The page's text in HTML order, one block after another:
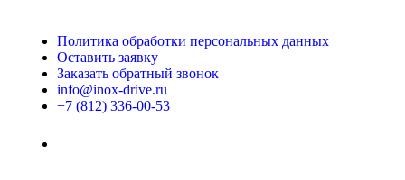
Политика обработки персональных данных
Оставить заявку
Заказать обратный звонок
info@inox-drive.ru
+7 (812) 336-00-53